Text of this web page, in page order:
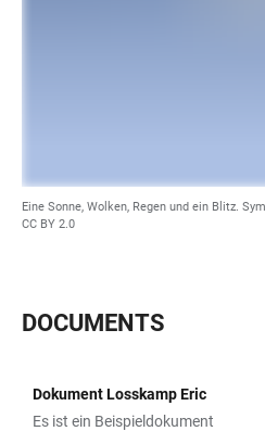
Eine Sonne, Wolken, Regen und ein Blitz.
CC BY 2.0
DOCUMENTS
TABLE
Dokument Losskamp Eric
Es ist ein Beispieldokument